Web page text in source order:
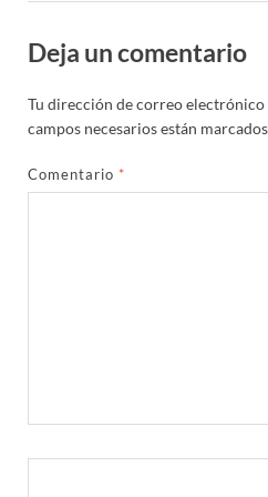
Deja un comentario
Tu dirección de correo electrónico
campos necesarios están marcados
Comentario *